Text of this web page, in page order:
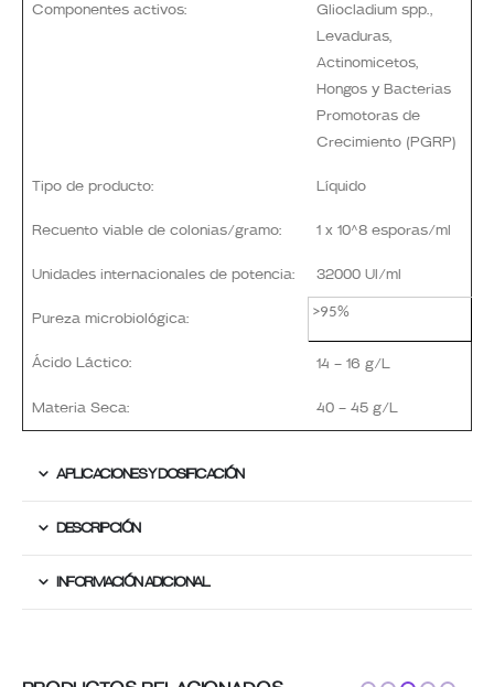
Componentes activos:
Gliocladium spp.,
Levaduras,
Actinomicetos,
Hongos y Bacterias
Promotoras de
Crecimiento (PGRP)
Tipo de producto: Líquido
Recuento viable de colonias/gramo: 1 x 10^8 esporas/ml
Unidades internacionales de potencia: 32000 UI/ml
Pureza microbiológica: >95%
Ácido Láctico: 14 – 16 g/L
Materia Seca: 40 – 45 g/L
APLICACIONES Y DOSIFICACIÓN
DESCRIPCIÓN
INFORMACIÓN ADICIONAL